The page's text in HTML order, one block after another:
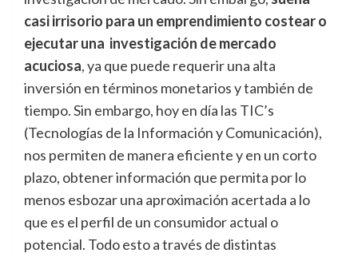
casi irrisorio para un emprendimiento costear o
ejecutar una investigación de mercado
acuciosa, ya que puede requerir una alta
inversión en términos monetarios y también de
tiempo. Sin embargo, hoy en día las TIC’s
(Tecnologías de la Información y Comunicación),
nos permiten de manera eficiente y en un corto
plazo, obtener información que permita por lo
menos esbozar una aproximación acertada a lo
que es el perfil de un consumidor actual o
potencial. Todo esto a través de distintas